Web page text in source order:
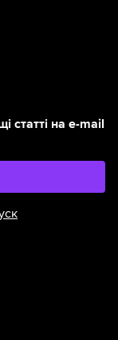
статті на e-mail